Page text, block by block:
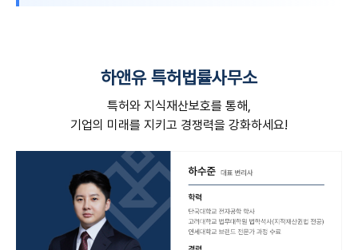
하앤유 특허법률사무소
특허와 지식재산보호를 통해,
기업의 미래를 지키고 경쟁력을 강화하세요!